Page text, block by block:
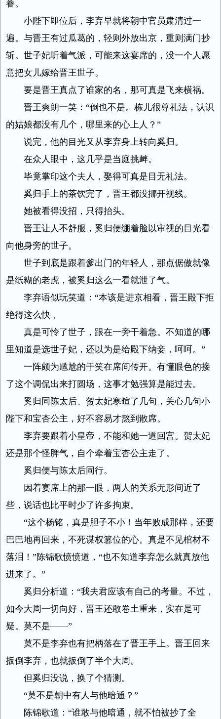
眷。
小陛下即位后，李弃早就将朝中官员肃清过一
遍。与晋王有过瓜葛的，轻则外放出京，重则满门抄
斩。世子妃听着气派，可能来这宴席的，没一个人愿
意把女儿嫁给晋王世子。
要是晋王真点了谁家的名，那可真是飞来横祸。
晋王爽朗一笑：“倒也不是。栋儿很尊礼法，认识
的姑娘都没有几个，哪里来的心上人？”
说完，他的目光又从李弃身上转向奚归。
在众人眼中，这几乎是当庭挑衅。
毕竟掌印这个夫人，娶得可真是目无礼法。
奚归手上的茶饮完了，晋王都没挪开视线。
她被看得没招，只得抬头。
晋王让人不舒服，奚归便绷着脸以审视的目光看
向他身旁的世子。
世子到底是跟着爹出门的年轻人，那点倨傲就像
是纸糊的老虎，被奚归这么一看就泄了气。
李弃语似玩笑道：“本该是进京相看，晋王殿下拒
绝得这么快，
真是可怜了世子，跟在一旁干着急。不知道的哪
里知道是选世子妃，还以为是给殿下纳妾，呵呵。”
一阵颇为尴尬的干笑在席间传开。有懂眼色的接
了这个调侃出来打圆场，这事才勉强算是能过去。
奚归同陈太后、贺太妃寒暄了几句，关心几句小
陛下和宝杏公主，好不容易才熬到散席。
李弃要跟着小皇帝，不能和她一道回宫。贺太妃
还是那个怪脾气，自个牵着宝杏公主走了。
奚归便与陈太后同行。
因着宴席上的那一眼，两人的关系无形间近了
些，说话也比平时少了许多拘束。
“这个杨铭，真是胆子不小！当年败成那样，还要
巴巴地再回来，不死谋权篡位的心。真是不见棺材不
落泪！”陈锦歌愤愤道，“也不知道李弃怎么就真放他
进来了。”
奚归分析道：“我夫君应该有自己的考量。不过，
如今大周一切向好，晋王还敢卷土重来，实在是可
疑。莫不是——”
莫不是李弃也有把柄落在了晋王手上。晋王回来
扳倒李弃，也就扳倒了半个大周。
但奚归没说，换了个猜测。
“莫不是朝中有人与他暗通？”
陈锦歌道：“谁敢与他暗通，就不怕被抄了全